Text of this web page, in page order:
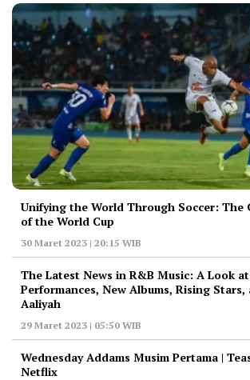
Unifying the World Through Soccer: The
of the World Cup
30 Maret 2023 | 20:15 WIB
The Latest News in R&B Music: A Look
Performances, New Albums, Rising
Aaliyah
29 Maret 2023 | 05:50 WIB
Wednesday Addams Musim Pertama |
Netflix